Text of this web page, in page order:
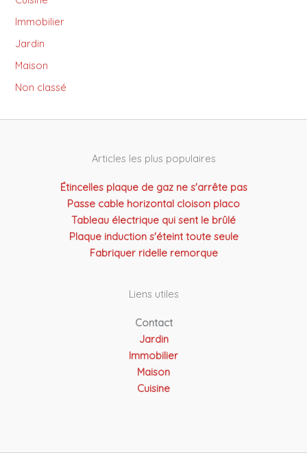
Immobilier
Jardin
Maison
Non classé
Articles les plus populaires
Étincelles plaque de gaz ne s'arrête pas
Passe cable horizontal cloison placo
Tableau électrique qui sent le brûlé
Plaque induction s'éteint toute seule
Fabriquer ridelle remorque
Liens utiles
Contact
Jardin
Immobilier
Maison
Cuisine